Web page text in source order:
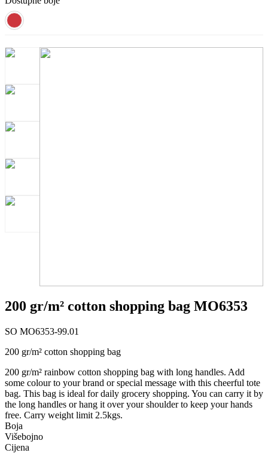
200 gr/m² cotton shopping bag MO6353
SO MO6353-99.01
200 gr/m² cotton shopping bag
200 gr/m² rainbow cotton shopping bag with long handles. Add
some colour to your brand or special message with this cheerful tote
bag. This bag is ideal for daily grocery shopping. You can carry it by
the long handles or hang it over your shoulder to keep your hands
free. Carry weight limit 2.5kgs.
Boja
Višebojno
Cijena